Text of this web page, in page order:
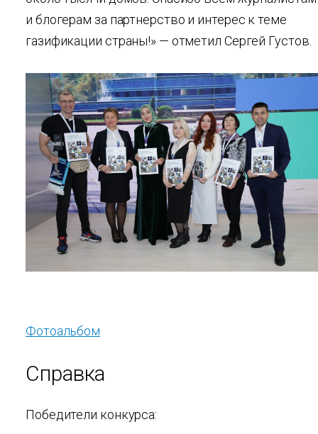
и блогерам за партнерство и интерес к теме
газификации страны!» — отметил Сергей Густов.
Фотоальбом
Справка
Победители конкурса: